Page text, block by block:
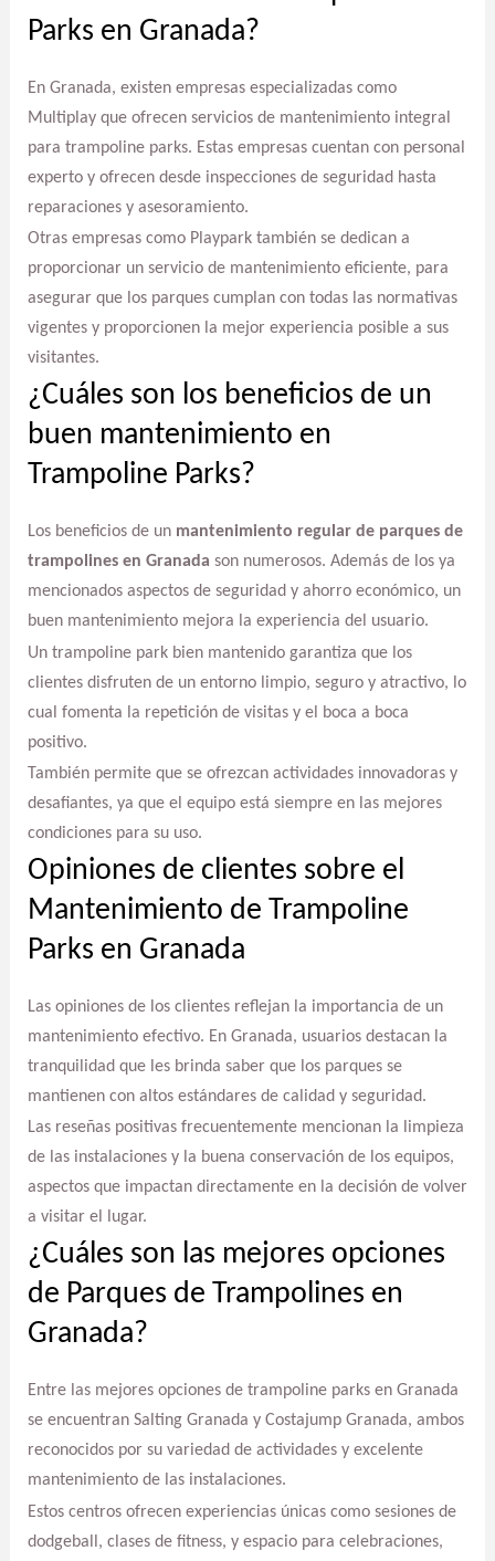
Parks en Granada?
En Granada, existen empresas especializadas como
Multiplay que ofrecen servicios de mantenimiento integral
para trampoline parks. Estas empresas cuentan con personal
experto y ofrecen desde inspecciones de seguridad hasta
reparaciones y asesoramiento.
Otras empresas como Playpark también se dedican a
proporcionar un servicio de mantenimiento eficiente, para
asegurar que los parques cumplan con todas las normativas
vigentes y proporcionen la mejor experiencia posible a sus
visitantes.
¿Cuáles son los beneficios de un
buen mantenimiento en
Trampoline Parks?
Los beneficios de un mantenimiento regular de parques de
trampolines en Granada son numerosos. Además de los ya
mencionados aspectos de seguridad y ahorro económico, un
buen mantenimiento mejora la experiencia del usuario.
Un trampoline park bien mantenido garantiza que los
clientes disfruten de un entorno limpio, seguro y atractivo, lo
cual fomenta la repetición de visitas y el boca a boca
positivo.
También permite que se ofrezcan actividades innovadoras y
desafiantes, ya que el equipo está siempre en las mejores
condiciones para su uso.
Opiniones de clientes sobre el
Mantenimiento de Trampoline
Parks en Granada
Las opiniones de los clientes reflejan la importancia de un
mantenimiento efectivo. En Granada, usuarios destacan la
tranquilidad que les brinda saber que los parques se
mantienen con altos estándares de calidad y seguridad.
Las reseñas positivas frecuentemente mencionan la limpieza
de las instalaciones y la buena conservación de los equipos,
aspectos que impactan directamente en la decisión de volver
a visitar el lugar.
¿Cuáles son las mejores opciones
de Parques de Trampolines en
Granada?
Entre las mejores opciones de trampoline parks en Granada
se encuentran Salting Granada y Costajump Granada, ambos
reconocidos por su variedad de actividades y excelente
mantenimiento de las instalaciones.
Estos centros ofrecen experiencias únicas como sesiones de
dodgeball, clases de fitness, y espacio para celebraciones,